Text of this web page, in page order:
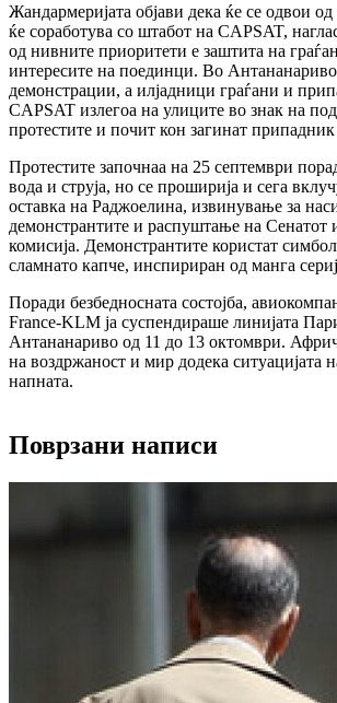
Жандармеријата објави дека ќе се одвои
ќе соработува со штабот на CAPSAT,
од нивните приоритети е заштита на
интересите на поединци. Во
демонстрации, а илјадници граѓани и
CAPSAT излегоа на улиците во знак на
протестите и почит кон загинат
Протестите започнаа на 25 септември
вода и струја, но се проширија и сега
оставка на Раджоелина, извинување за
демонстрантите и распуштање на Сенатот
комисија. Демонстрантите користат
сламнато капче, инспириран од манга
Поради безбедносната состојба,
France‑KLM ја суспендираше линијата
Антананариво од 11 до 13 октомври.
на воздржаност и мир додека ситуацијата
напната.
Поврзани написи